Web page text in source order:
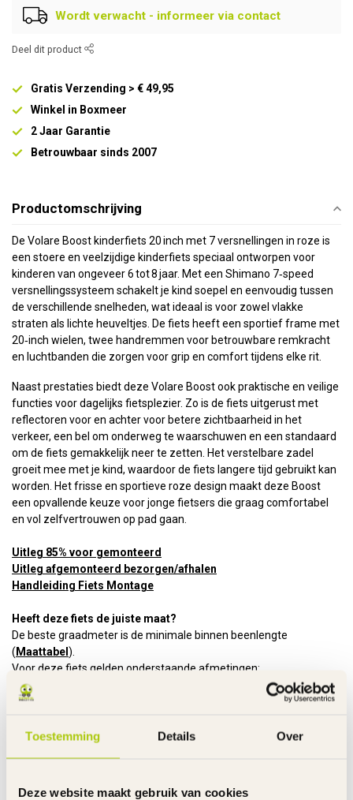
Toestemming Details Over
Deze website maakt gebruik van cookies
Wordt verwacht - informeer via contact
Deel dit product
Gratis Verzending > € 49,95
Winkel in Boxmeer
2 Jaar Garantie
Betrouwbaar sinds 2007
Productomschrijving
De Volare Boost kinderfiets 20 inch met 7 versnellingen in roze is
een stoere en veelzijdige kinderfiets speciaal ontworpen voor
kinderen van ongeveer 6 tot 8 jaar. Met een Shimano 7‑speed
versnellingssysteem schakelt je kind soepel en eenvoudig tussen
de verschillende snelheden, wat ideaal is voor zowel vlakke
straten als lichte heuveltjes. De fiets heeft een sportief frame met
20‑inch wielen, twee handremmen voor betrouwbare remkracht
en luchtbanden die zorgen voor grip en comfort tijdens elke rit.
Naast prestaties biedt deze Volare Boost ook praktische en veilige
functies voor dagelijks fietsplezier. Zo is de fiets uitgerust met
reflectoren voor en achter voor betere zichtbaarheid in het
verkeer, een bel om onderweg te waarschuwen en een standaard
om de fiets gemakkelijk neer te zetten. Het verstelbare zadel
groeit mee met je kind, waardoor de fiets langere tijd gebruikt kan
worden. Het frisse en sportieve roze design maakt deze Boost
een opvallende keuze voor jonge fietsers die graag comfortabel
en vol zelfvertrouwen op pad gaan.
Uitleg 85% voor gemonteerd
Uitleg afgemonteerd bezorgen/afhalen
Handleiding Fiets Montage
Heeft deze fiets de juiste maat?
De beste graadmeter is de minimale binnen beenlengte
( Maattabel ).
Voor deze fiets gelden onderstaande afmetingen:
Minimale binnen beenlengte: 56 cm
Minimale zithoogte: 61 cm
Leeftijd: 6 - 8 jaar